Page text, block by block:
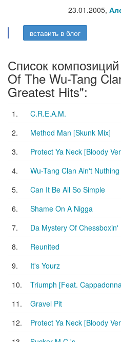
23.01.2005,
вставить в блог
Список
Of The Wu-Tang
Greatest Hits":
1.
C.R.E.A.M.
2.
Method Man [Skunk Mix]
3.
Protect Ya Neck [Bloody
4.
Wu-Tang Clan Ain't
5.
Can It Be All So Simple
6.
Shame On A Nigga
7.
Da Mystery Of Chessboxin'
8.
Reunited
9.
It's Yourz
10.
Triumph [Feat.
11.
Gravel Pit
12.
Protect Ya Neck [Bloody